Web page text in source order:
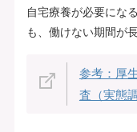
自宅療養が必要にな
も、働けない期間が
参考：厚
査（実態